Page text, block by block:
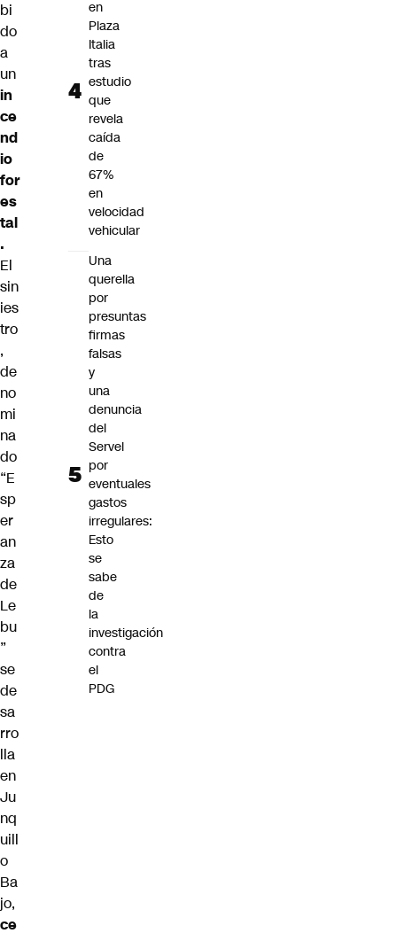
bi
do
a
un
in
ce
nd
io
for
es
tal
.
El
sin
ies
tro
,
de
no
mi
na
do
“E
sp
er
an
za
de
Le
bu
”
se
de
sa
rro
lla
en
Ju
nq
uill
o
Ba
jo,
ce
en
Plaza
Italia
tras
estudio
que
revela
caída
de
67%
en
velocidad
vehicular
Una
querella
por
presuntas
firmas
falsas
y
una
denuncia
del
Servel
por
eventuales
gastos
irregulares:
Esto
se
sabe
de
la
investigación
contra
el
PDG